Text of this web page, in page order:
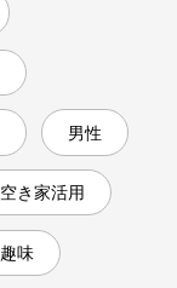
男性
空き家活用
趣味